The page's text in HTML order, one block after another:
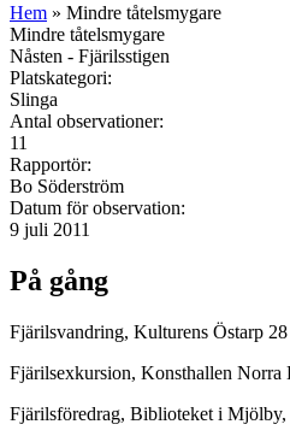
Hem » Mindre tåtelsmygare
Mindre tåtelsmygare
Nåsten - Fjärilsstigen
Platskategori:
Slinga
Antal observationer:
11
Rapportör:
Bo Söderström
Datum för observation:
9 juli 2011
På gång
Fjärilsvandring, Kulturens Östarp
Fjärilsexkursion, Konsthallen Norra
Fjärilsföredrag, Biblioteket i Mjölby,